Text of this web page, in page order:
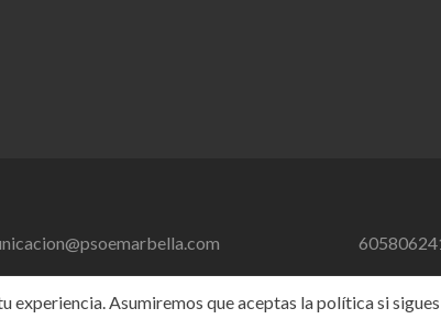
experiencia. Asumiremos que aceptas la política si